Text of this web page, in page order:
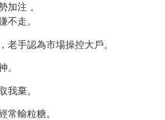
加注 。
不走。
老手認為市場操控大戶。
。
我棄。
常輸粒糖。